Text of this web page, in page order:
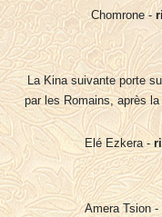
Chomrone -
La Kina suivante porte
par les Romains, après
Elé Ezkera -
Amera Tsion -